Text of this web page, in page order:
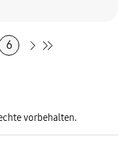
6
vorbehalten.